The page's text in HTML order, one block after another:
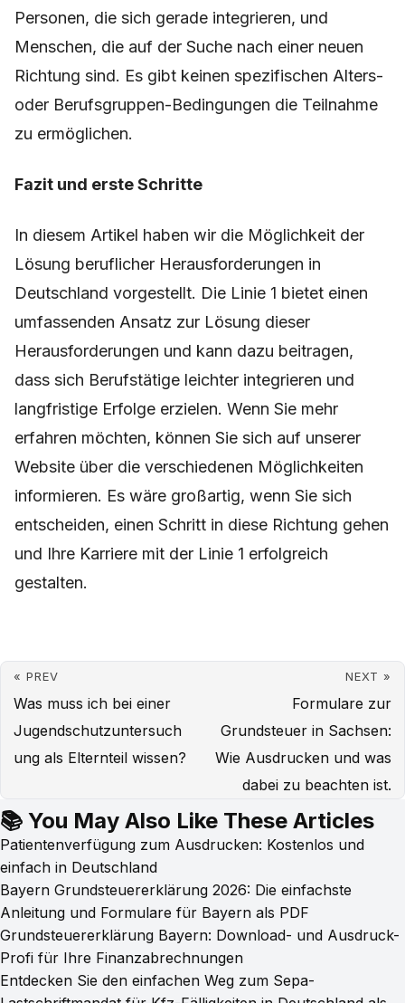
Personen, die sich gerade integrieren, und
Menschen, die auf der Suche nach einer neuen
Richtung sind. Es gibt keinen spezifischen Alters-
oder Berufsgruppen-Bedingungen die Teilnahme
zu ermöglichen.
Fazit und erste Schritte
In diesem Artikel haben wir die Möglichkeit der
Lösung beruflicher Herausforderungen in
Deutschland vorgestellt. Die Linie 1 bietet einen
umfassenden Ansatz zur Lösung dieser
Herausforderungen und kann dazu beitragen,
dass sich Berufstätige leichter integrieren und
langfristige Erfolge erzielen. Wenn Sie mehr
erfahren möchten, können Sie sich auf unserer
Website über die verschiedenen Möglichkeiten
informieren. Es wäre großartig, wenn Sie sich
entscheiden, einen Schritt in diese Richtung gehen
und Ihre Karriere mit der Linie 1 erfolgreich
gestalten.
« PREV
Was muss ich bei einer
Jugendschutzuntersuch
ung als Elternteil wissen?
NEXT »
Formulare zur
Grundsteuer in Sachsen:
Wie Ausdrucken und was
dabei zu beachten ist.
📚 You May Also Like These Articles
Patientenverfügung zum Ausdrucken: Kostenlos und
einfach in Deutschland
Bayern Grundsteuererklärung 2026: Die einfachste
Anleitung und Formulare für Bayern als PDF
Grundsteuererklärung Bayern: Download- und Ausdruck-
Profi für Ihre Finanzabrechnungen
Entdecken Sie den einfachen Weg zum Sepa-